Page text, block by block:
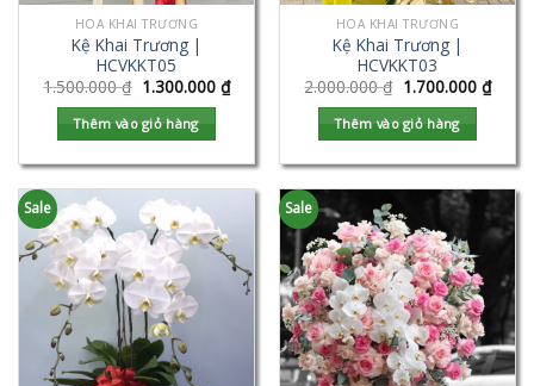
HOA KHAI TRƯƠNG
Kệ Khai Trương |
HCVKKT05
1.500.000₫ 1.300.000 ₫
Thêm vào giỏ hàng
HOA KHAI TRƯƠNG
Kệ Khai Trương |
HCVKKT03
2.000.000₫ 1.700.000 ₫
Thêm vào giỏ hàng
Sale Sale